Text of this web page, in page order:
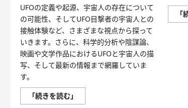
UFOの定義や起源、宇宙人の存在について
の可能性、そしてUFO目撃者の宇宙人との
接触体験など、さまざまな視点から探って
いきます。さらに、科学的分析や陰謀論、
映画や文学作品におけるUFOと宇宙人の描
写、そして最新の情報まで網羅していま
す。
「続きを読む」
の
「